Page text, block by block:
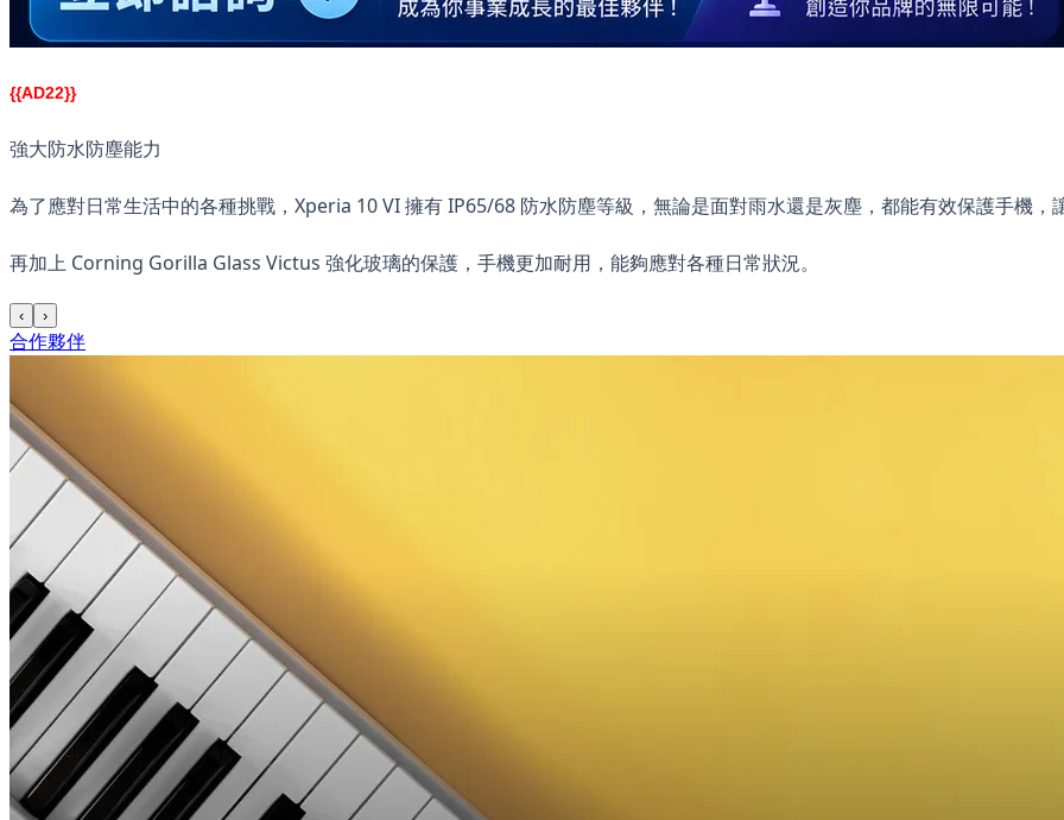
{{AD22}}
強大防水防塵能力
為了應對日常生活中的各種挑戰，Xperia 10 VI 擁有 IP65/68 防水防塵等級，無論是面對雨水還是灰塵，都能有效保護手機，
再加上 Corning Gorilla Glass Victus 強化玻璃的保護，手機更加耐用，能夠應對各種日常狀況。
‹ ›
合作夥伴